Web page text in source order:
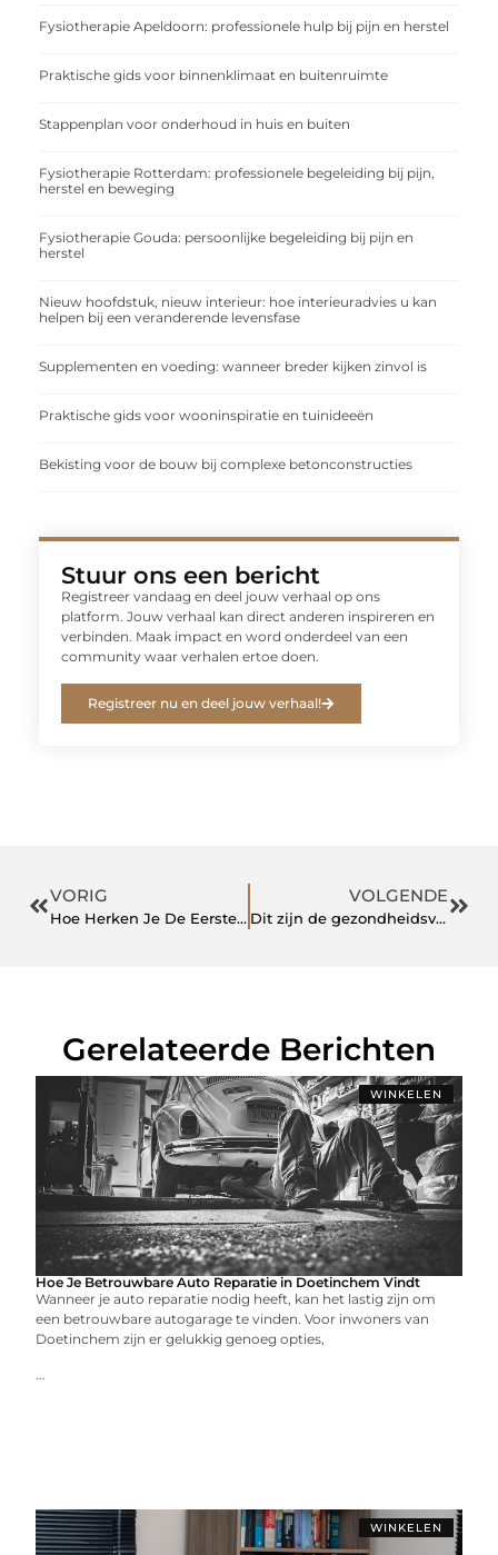
Fysiotherapie Apeldoorn: professionele hulp bij pijn en herstel
Praktische gids voor binnenklimaat en buitenruimte
Stappenplan voor onderhoud in huis en buiten
Fysiotherapie Rotterdam: professionele begeleiding bij pijn,
herstel en beweging
Fysiotherapie Gouda: persoonlijke begeleiding bij pijn en
herstel
Nieuw hoofdstuk, nieuw interieur: hoe interieuradvies u kan
helpen bij een veranderende levensfase
Supplementen en voeding: wanneer breder kijken zinvol is
Praktische gids voor wooninspiratie en tuinideeën
Bekisting voor de bouw bij complexe betonconstructies
Stuur ons een bericht
Registreer vandaag en deel jouw verhaal op ons
platform. Jouw verhaal kan direct anderen inspireren en
verbinden. Maak impact en word onderdeel van een
community waar verhalen ertoe doen.
Registreer nu en deel jouw verhaal!
VORIG
Hoe Herken Je De Eerste Tekenen van Chlamydia bij Vrouwen?
VOLGENDE
Dit zijn de gezondheidsvoordelen van leven in een schoon huis!
Gerelateerde Berichten
WINKELEN
Hoe Je Betrouwbare Auto Reparatie in Doetinchem Vindt
Wanneer je auto reparatie nodig heeft, kan het lastig zijn om
een betrouwbare autogarage te vinden. Voor inwoners van
Doetinchem zijn er gelukkig genoeg opties,
...
WINKELEN